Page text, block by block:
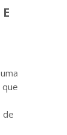
que
de